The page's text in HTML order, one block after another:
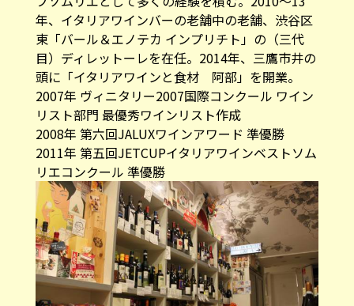
年、イタリアワインバーの老舗中の老舗、渋谷区
東「バール＆エノテカ インプリチト」の（三代
目）ディレットーレを在任。2014年、三鷹市井の
頭に「イタリアワインと食材 阿部」を開業。
2007年 ヴィニタリー2007国際コンクール ワイン
リスト部門 最優秀ワインリスト作成
2008年 第六回JALUXワインアワード 準優勝
2011年 第五回JETCUPイタリアワインベストソム
リエコンクール 準優勝